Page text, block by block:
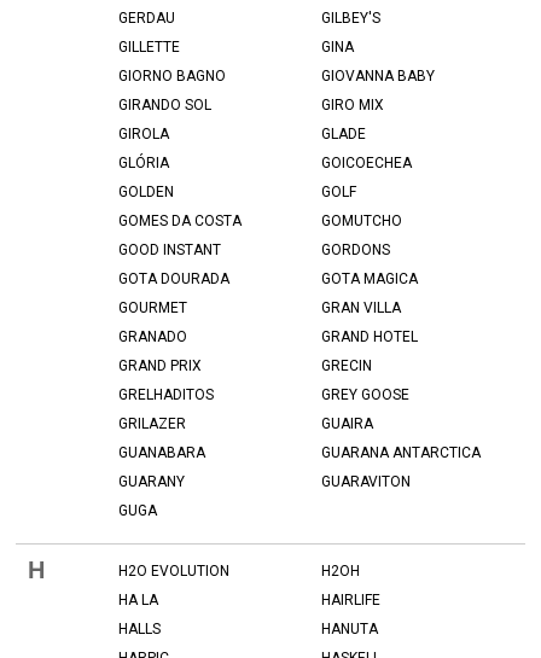
GERDAU
GILBEY'S
GILLETTE
GINA
GIORNO BAGNO
GIOVANNA BABY
GIRANDO SOL
GIRO MIX
GIROLA
GLADE
GLÓRIA
GOICOECHEA
GOLDEN
GOLF
GOMES DA COSTA
GOMUTCHO
GOOD INSTANT
GORDONS
GOTA DOURADA
GOTA MAGICA
GOURMET
GRAN VILLA
GRANADO
GRAND HOTEL
GRAND PRIX
GRECIN
GRELHADITOS
GREY GOOSE
GRILAZER
GUAIRA
GUANABARA
GUARANA ANTARCTICA
GUARANY
GUARAVITON
GUGA
H H2O EVOLUTION
H2OH
HA LA
HAIRLIFE
HALLS
HANUTA